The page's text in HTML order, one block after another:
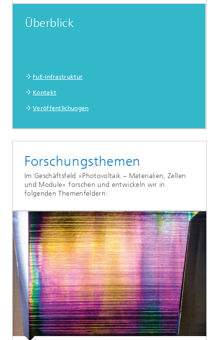
Überblick
FuE-Infrastruktur
Kontakt
Veröffentlichungen
Forschungsthemen
Im Geschäftsfeld »Photovoltaik – Materialien, Zellen
und Module« forschen und entwickeln wir in
folgenden Themenfeldern: